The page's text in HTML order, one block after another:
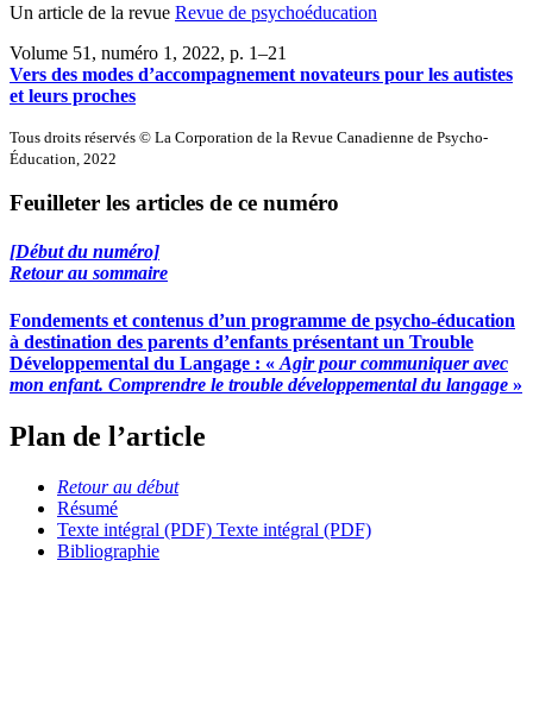
Un article de la revue Revue de psychoéducation
Volume 51, numéro 1, 2022, p. 1–21
Vers des modes d’accompagnement novateurs pour les autistes
et leurs proches
Tous droits réservés © La Corporation de la Revue Canadienne de Psycho-
Éducation, 2022
Feuilleter les articles de ce numéro
[Début du numéro]
Retour au sommaire
Fondements et contenus d’un programme de psycho-éducation
à destination des parents d’enfants présentant un Trouble
Développemental du Langage : « Agir pour communiquer avec
mon enfant. Comprendre le trouble développemental du langage »
Plan de l’article
Retour au début
Résumé
Texte intégral (PDF) Texte intégral (PDF)
Bibliographie